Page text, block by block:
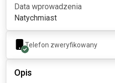
Data wprowadzenia
Natychmiast
Telefon zweryfikowany
Opis